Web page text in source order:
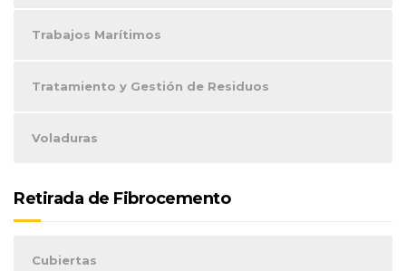
Trabajos Marítimos
Tratamiento y Gestión de Residuos
Voladuras
Retirada de Fibrocemento
Cubiertas